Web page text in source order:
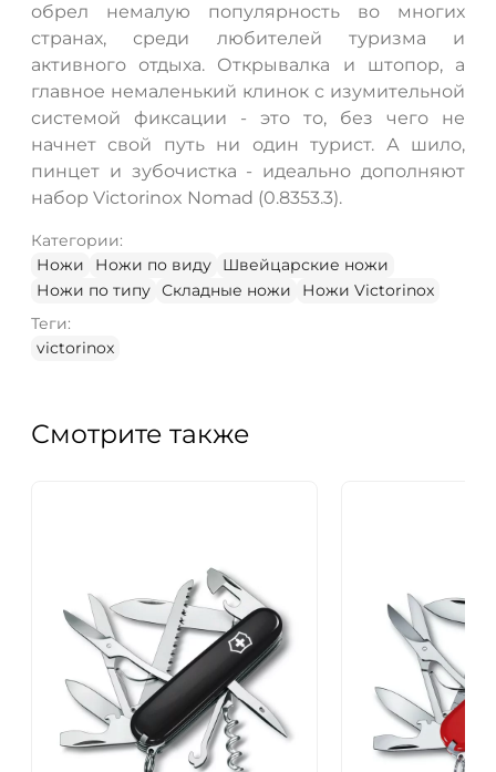
обрел немалую популярность во многих
странах, среди любителей туризма и
активного отдыха. Открывалка и штопор, а
главное немаленький клинок с изумительной
системой фиксации - это то, без чего не
начнет свой путь ни один турист. А шило,
пинцет и зубочистка - идеально дополняют
набор Victorinox Nomad (0.8353.3).
Категории:
Ножи
Ножи по виду
Швейцарские ножи
Ножи по типу Складные ножи
Ножи Victorinox
Теги:
victorinox
Смотрите также